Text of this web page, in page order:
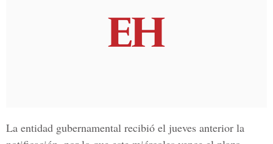
La entidad gubernamental recibió el jueves anterior la